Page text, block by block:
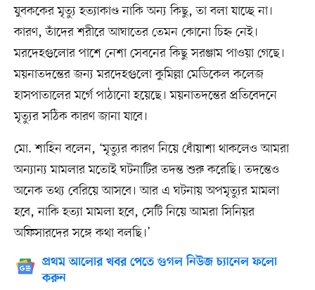
যুবককের মৃত্যু হত্যাকাণ্ড নাকি অন্য কিছু, তা বলা যাচ্ছে না।
কারণ, তাঁদের শরীরে আঘাতের তেমন কোনো চিহ্ন নেই।
মরদেহগুলোর পাশে নেশা সেবনের কিছু সরঞ্জাম পাওয়া গেছে।
ময়নাতদন্তের জন্য মরদেহগুলো কুমিল্লা মেডিকেল কলেজ
হাসপাতালের মর্গে পাঠানো হয়েছে। ময়নাতদন্তের প্রতিবেদনে
মৃত্যুর সঠিক কারণ জানা যাবে।
মো. শাহিন বলেন, ‘মৃত্যুর কারণ নিয়ে ধোঁয়াশা থাকলেও আমরা
অন্যান্য মামলার মতোই ঘটনাটির তদন্ত শুরু করেছি। তদন্তেও
অনেক তথ্য বেরিয়ে আসবে। আর এ ঘটনায় অপমৃত্যুর মামলা
হবে, নাকি হত্যা মামলা হবে, সেটি নিয়ে আমরা সিনিয়র
অফিসারদের সঙ্গে কথা বলছি।’
প্রথম আলোর খবর পেতে গুগল নিউজ চ্যানেল ফলো
করুন